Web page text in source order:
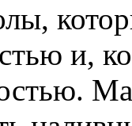
и,